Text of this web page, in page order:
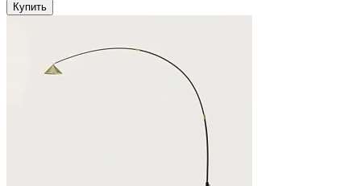
Купить